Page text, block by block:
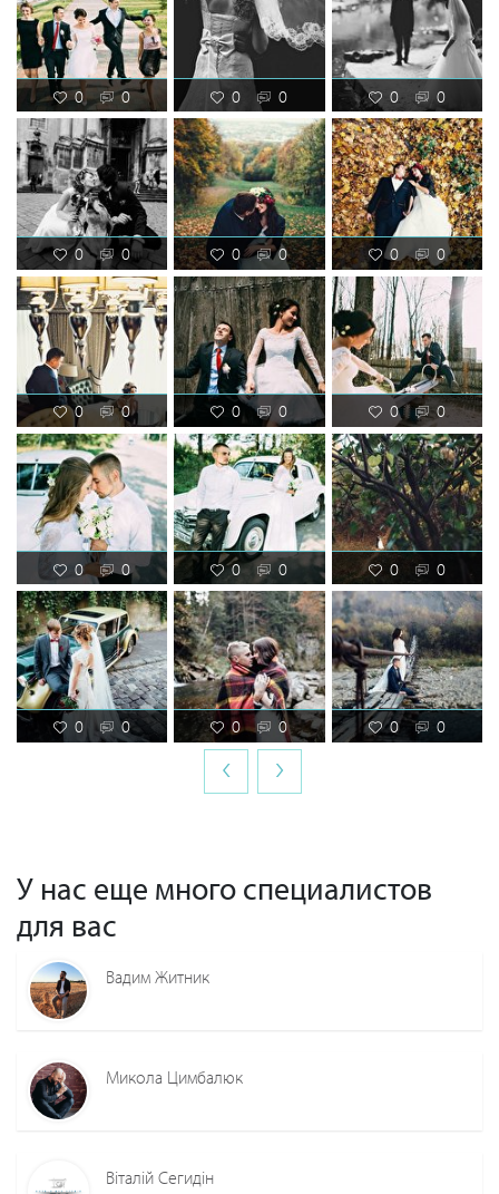
0 0 0 0 0 0
0 0 0 0 0 0
0 0 0 0 0 0
0 0 0 0 0 0
0 0 0 0 0 0
‹ ›
У нас еще много специалистов
для вас
Вадим Житник
Микола Цимбалюк
Віталій Сегидін